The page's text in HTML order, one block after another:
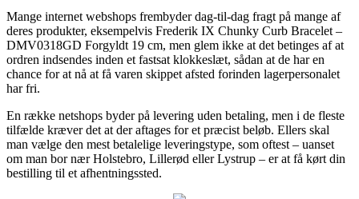
Mange internet webshops frembyder dag-til-dag fragt på mange af
deres produkter, eksempelvis Frederik IX Chunky Curb Bracelet –
DMV0318GD Forgyldt 19 cm, men glem ikke at det betinges af at
ordren indsendes inden et fastsat klokkeslæt, sådan at de har en
chance for at nå at få varen skippet afsted forinden lagerpersonalet
har fri.
En række netshops byder på levering uden betaling, men i de fleste
tilfælde kræver det at der aftages for et præcist beløb. Ellers skal
man vælge den mest betalelige leveringstype, som oftest – uanset
om man bor nær Holstebro, Lillerød eller Lystrup – er at få kørt din
bestilling til et afhentningssted.